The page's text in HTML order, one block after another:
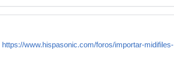
https://www.hispasonic.com/foros/importar-midifiles-